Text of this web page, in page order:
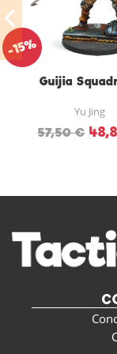
Guijia
Yu Jing
57,50 €
-15%